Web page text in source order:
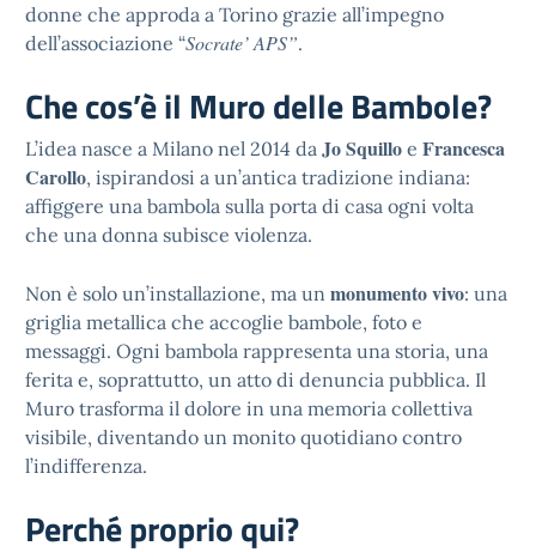
donne che approda a Torino grazie all’impegno
dell’associazione “Socrate’ APS”.
Che cos’è il Muro delle Bambole?
L’idea nasce a Milano nel 2014 da Jo Squillo e Francesca
Carollo, ispirandosi a un’antica tradizione indiana:
affiggere una bambola sulla porta di casa ogni volta
che una donna subisce violenza.
Non è solo un’installazione, ma un monumento vivo: una
griglia metallica che accoglie bambole, foto e
messaggi. Ogni bambola rappresenta una storia, una
ferita e, soprattutto, un atto di denuncia pubblica. Il
Muro trasforma il dolore in una memoria collettiva
visibile, diventando un monito quotidiano contro
l’indifferenza.
Perché proprio qui?